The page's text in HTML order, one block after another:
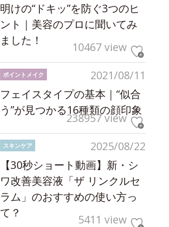
明けの“ドキッ”を防ぐ3つのヒ
ント｜美容のプロに聞いてみ
ました！
10467 view
2021/08/11
ポイントメイク
フェイスタイプの基本｜“似合
う”が見つかる16種類の顔印象
238957 view
2025/08/22
スキンケア
【30秒ショート動画】新・シ
ワ改善美容液「ザ リンクルセ
ラム」のおすすめの使い方っ
て？
5411 view